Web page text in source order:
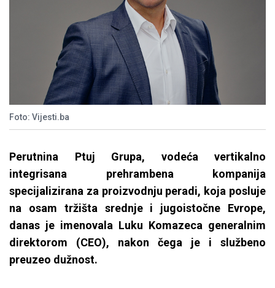
Foto: Vijesti.ba
Perutnina Ptuj Grupa, vodeća vertikalno
integrisana prehrambena kompanija
specijalizirana za proizvodnju peradi, koja posluje
na osam tržišta srednje i jugoistočne Evrope,
danas je imenovala Luku Komazeca generalnim
direktorom (CEO), nakon čega je i službeno
preuzeo dužnost.